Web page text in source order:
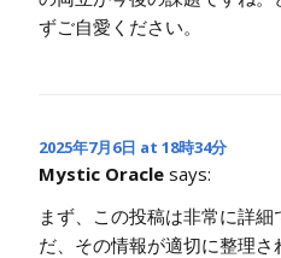
ずご自愛ください。
2025年7月6日 at 18時34分
Mystic Oracle says:
まず、この投稿は非常に詳
だ、その情報が適切に整理